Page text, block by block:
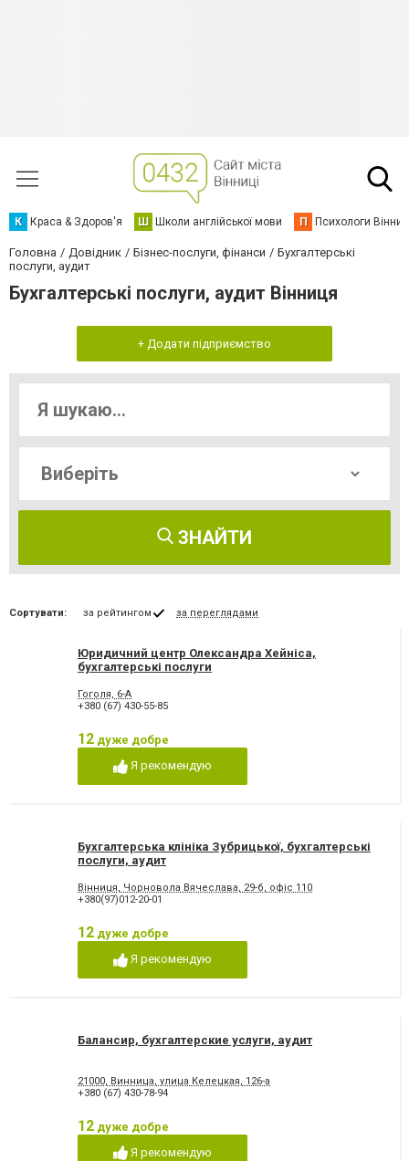
К Краса & Здоров'я Ш Школи англійської мови П Психологи
Головна Довідник Бізнес-послуги, фінанси
Бухгалтерські
послуги, аудит
Бухгалтерські послуги, аудит Вінниця
+ Додати підприємство
ЗНАЙТИ
Сортувати: за рейтингом за переглядами
Юридичний центр Олександра Хейніса,
бухгалтерські послуги
Гоголя, 6-А
+380 (67) 430-55-85
12 дуже добре
Я рекомендую
Бухгалтерська клініка Зубрицької, бухгалтерські
послуги, аудит
Вінниця, Чорновола Вячеслава, 29-б, офіс 110
+380(97)012-20-01
12 дуже добре
Я рекомендую
Балансир, бухгалтерские услуги, аудит
21000, Винница, улица Келецкая, 126-а
+380 (67) 430-78-94
12 дуже добре
Я рекомендую